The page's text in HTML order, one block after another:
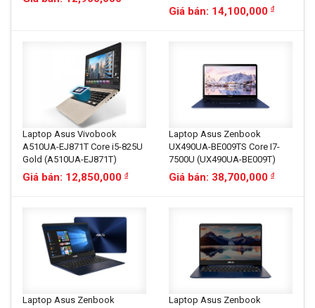
Giá bán: 14,100,000 đ
Laptop Asus Vivobook
A510UA-EJ871T Core i5-825U
Gold (A510UA-EJ871T)
Giá bán: 12,850,000 đ
Laptop Asus Zenbook
UX490UA-BE009TS Core I7-
7500U (UX490UA-BE009T)
Giá bán: 38,700,000 đ
Laptop Asus Zenbook
Laptop Asus Zenbook